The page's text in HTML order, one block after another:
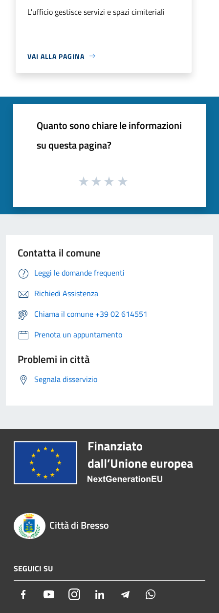
L'ufficio gestisce servizi e spazi cimiteriali
VAI ALLA PAGINA
Quanto sono chiare le informazioni
su questa pagina?
Contatta il comune
Leggi le domande frequenti
Richiedi Assistenza
Chiama il comune +39 02 614551
Prenota un appuntamento
Problemi in città
Segnala disservizio
Città di Bresso
SEGUICI SU
Facebook YoutubeInstagram LinkedIn Telegram